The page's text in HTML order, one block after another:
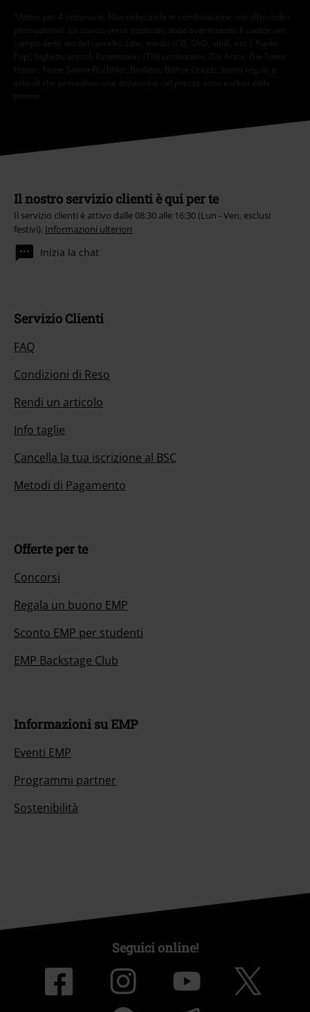
*Attivo per 4 settimane. Non utilizzabile in combinazione con altri codici
promozionali. Lo sconto verrà applicato dopo aver inserito il codice nel
campo dedicato del carrello. Libri, media (CD, DVD, vinili, ecc.), Funko
Pop!, biglietti, articoli Rammstein, (Till) Lindemann, Die Ärzte, Die Toten
Hosen, Feine Sahne Fischfilet, Broilers, Böhse Onkelz, buoni regalo e
articoli che prevedono una donazione nel prezzo sono esclusi dalla
promo.
Il nostro servizio clienti è qui per te
Il servizio clienti è attivo dalle 08:30 alle 16:30 (Lun - Ven, esclusi
festivi). Informazioni ulteriori
Inizia la chat
Servizio Clienti
FAQ
Condizioni di Reso
Rendi un articolo
Info taglie
Cancella la tua iscrizione al BSC
Metodi di Pagamento
Offerte per te
Concorsi
Regala un buono EMP
Sconto EMP per studenti
EMP Backstage Club
Informazioni su EMP
Eventi EMP
Programmi partner
Sostenibilità
Seguici online!